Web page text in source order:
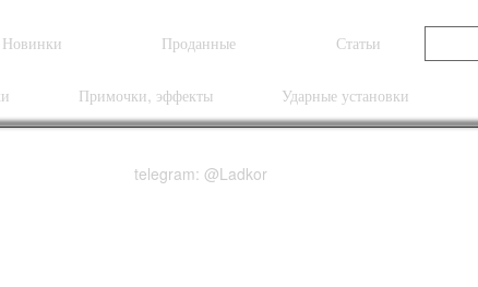
Новинки Проданные Статьи
Примочки, эффекты Ударные установки
telegram: @Ladkor